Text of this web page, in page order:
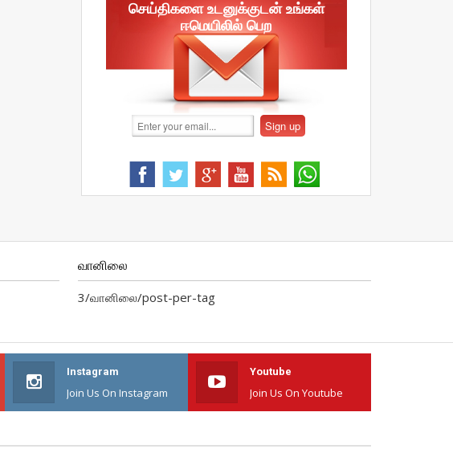
செய்திகளை உடனுக்குடன் உங்கள்
ஈமெயிலில் பெற
வானிலை
3/வானிலை/post-per-tag
Instagram
Join Us On Instagram
Youtube
Join Us On Youtube